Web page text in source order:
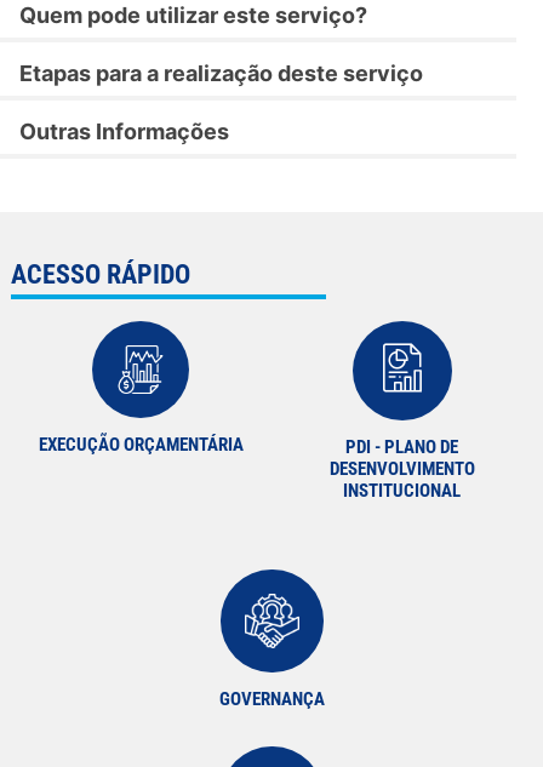
Quem pode utilizar este serviço?
Etapas para a realização deste serviço
Outras Informações
ACESSO RÁPIDO
EXECUÇÃO ORÇAMENTÁRIA
PDI - PLANO DE
DESENVOLVIMENTO
INSTITUCIONAL
GOVERNANÇA